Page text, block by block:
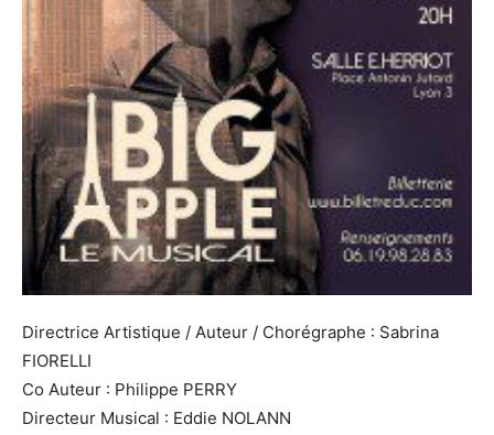
Directrice Artistique / Auteur / Chorégraphe : Sabrina
FIORELLI
Co Auteur : Philippe PERRY
Directeur Musical : Eddie NOLANN